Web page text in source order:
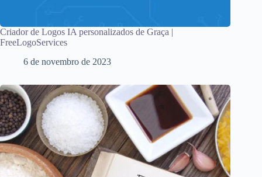
Criador de Logos IA personalizados de Graça |
FreeLogoServices
6 de novembro de 2023